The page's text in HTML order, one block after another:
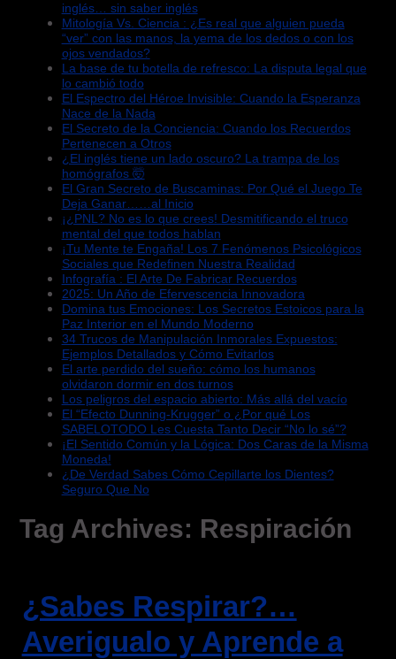
inglés… sin saber inglés
Mitología Vs. Ciencia : ¿Es real que alguien pueda
“ver” con las manos, la yema de los dedos o con los
ojos vendados?
La base de tu botella de refresco: La disputa legal que
lo cambió todo
El Espectro del Héroe Invisible: Cuando la Esperanza
Nace de la Nada
El Secreto de la Conciencia: Cuando los Recuerdos
Pertenecen a Otros
¿El inglés tiene un lado oscuro? La trampa de los
homógrafos 🤯
El Gran Secreto de Buscaminas: Por Qué el Juego Te
Deja Ganar……al Inicio
¡¿PNL? No es lo que crees! Desmitificando el truco
mental del que todos hablan
¡Tu Mente te Engaña! Los 7 Fenómenos Psicológicos
Sociales que Redefinen Nuestra Realidad
Infografía : El Arte De Fabricar Recuerdos
2025: Un Año de Efervescencia Innovadora
Domina tus Emociones: Los Secretos Estoicos para la
Paz Interior en el Mundo Moderno
34 Trucos de Manipulación Inmorales Expuestos:
Ejemplos Detallados y Cómo Evitarlos
El arte perdido del sueño: cómo los humanos
olvidaron dormir en dos turnos
Los peligros del espacio abierto: Más allá del vacío
El “Efecto Dunning-Krugger” o ¿Por qué Los
SABELOTODO Les Cuesta Tanto Decir “No lo sé”?
¡El Sentido Común y la Lógica: Dos Caras de la Misma
Moneda!
¿De Verdad Sabes Cómo Cepillarte los Dientes?
Seguro Que No
Tag Archives: Respiración
¿Sabes Respirar?…
Averigualo y Aprende a